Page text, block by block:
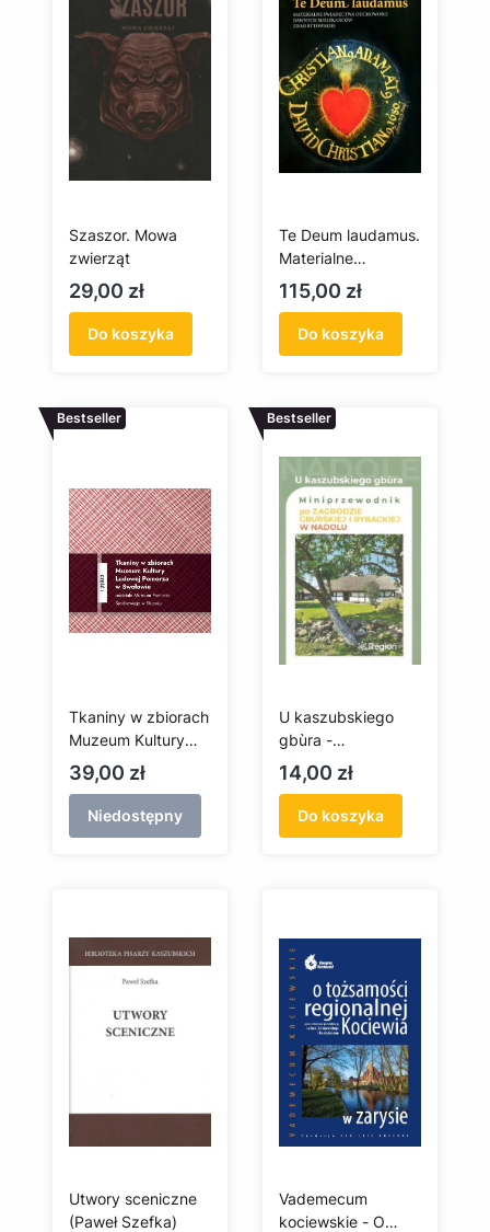
Szaszor. Mowa
zwierząt
Cena
29,00 zł
Do koszyka
Te Deum laudamus.
Materialne
świadectwa
duchowości
dawnych
mieszkańców ziemi
Cena
115,00 zł
Do koszyka
Bestseller
Tkaniny w zbiorach
Muzeum Kultury
Ludowej Pomorza
w Swołowie. Część
Cena
39,00 zł
Niedostępny
Bestseller
U kaszubskiego
gbùra -
miniprzewodnik po
zagrodzie gburskiej
i rybackiej w
Nadolu
Cena
14,00 zł
Do koszyka
Utwory sceniczne
(Paweł Szefka)
Vademecum
kociewskie - O